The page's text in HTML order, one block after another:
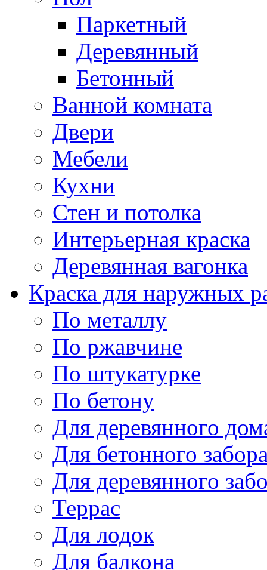
Паркетный
Деревянный
Бетонный
Ванной комната
Двери
Мебели
Кухни
Стен и потолка
Интерьерная краска
Деревянная вагонка
Краска для наружных
По металлу
По ржавчине
По штукатурке
По бетону
Для деревянного
Для бетонного
Для деревянного
Террас
Для лодок
Для балкона